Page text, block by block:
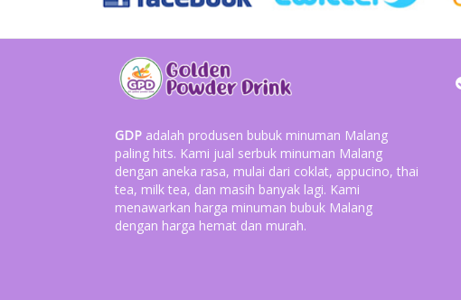
GDP adalah produsen bubuk minuman Malang
paling hits. Kami jual serbuk minuman Malang
dengan aneka rasa, mulai dari coklat, appucino, thai
tea, milk tea, dan masih banyak lagi. Kami
menawarkan harga minuman bubuk Malang
dengan harga hemat dan murah.